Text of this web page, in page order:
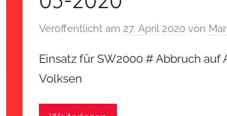
Veröffentlicht am27. April 2020 von
Einsatz für SW2000 # Abbruch auf
Volksen